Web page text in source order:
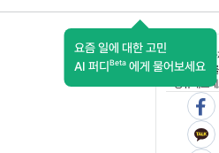
요즘 일에 대한 고민
AI 퍼디 Beta 에게 물어보세요
혼자 보기
콘텐츠를
공유해보